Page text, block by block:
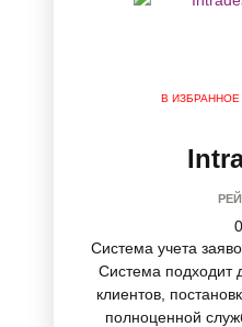
В ИЗБРАННОЕ
Cистема учета
Система подходит
клиентов,
полноценной